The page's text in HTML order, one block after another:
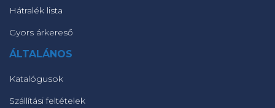
Hátralék lista
Gyors árkereső
ÁLTALÁNOS
Katalógusok
Szállítási feltételek